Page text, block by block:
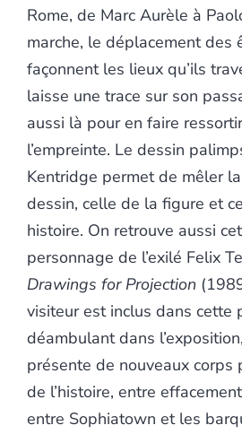
Rome, de Marc Aurèle à
marche, le déplacement des
façonnent les lieux qu’ils
laisse une trace sur son
aussi là pour en faire
l’empreinte. Le dessin
Kentridge permet de mêler
dessin, celle de la figure et
histoire. On retrouve aussi
personnage de l’exilé Felix
Drawings for Projection
visiteur est inclus dans cette
déambulant dans
présente de nouveaux corps
de l’histoire, entre
entre Sophiatown et les